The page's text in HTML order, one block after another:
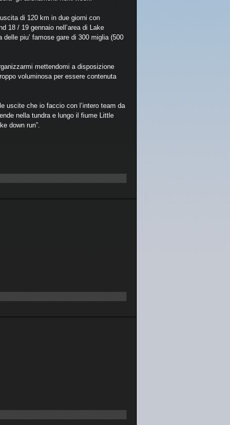
di 120 km in due giorni con
18 / 19 gennaio nell’area di Lake
piu’ famose gare di 300 miglia (500
mettendomi a disposizione
voluminosa per essere contenuta
uscite che io faccio con l’intero team da
nella tundra e lungo il fiume Little
down run”.